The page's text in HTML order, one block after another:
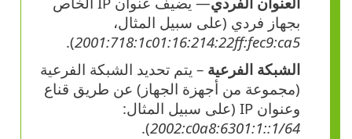
بجهاز فردي (على سبيل المثال،
2001:718:1c01:16:214:22ff:fec9:ca5
).
الشبكة الفرعية – يتم تحديد الشبكة الفرعية
(مجموعة من أجهزة الجهاز) عن طريق قناع
وعنوان IP (على سبيل المثال:
‎2002:c0a8:6301:1::1/64
).